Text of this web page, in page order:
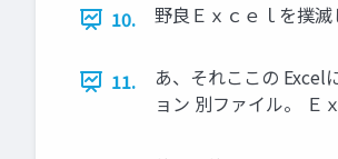
10. 野良Ｅｘｃｅｌを撲滅
11.
あ、それここの Excel
ョン 別ファイル。 Ｅ